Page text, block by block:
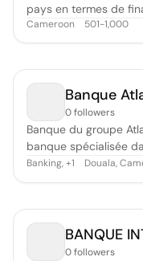
pays en termes de
23% des parts de
675 collaborateurs,
Cameroon 501-1,000
Banque
0 followers
Banque du groupe
banque spécialisée
objectif de changer
bancaire
la clientèle
Banking,+1 Douala,
0 followers